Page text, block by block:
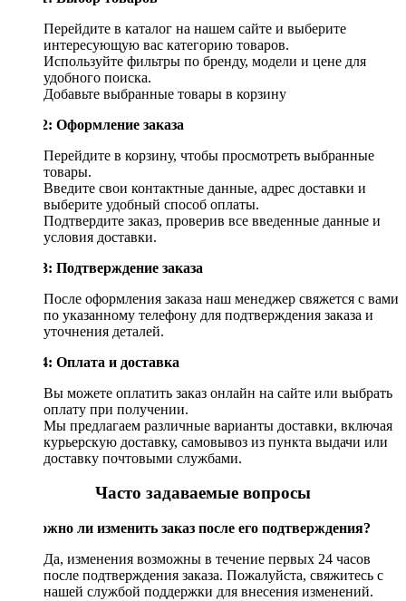
Перейдите в каталог на нашем сайте и выберите
интересующую вас категорию товаров.
Используйте фильтры по бренду, модели и цене для
удобного поиска.
Добавьте выбранные товары в корзину
Шаг 2: Оформление заказа
Перейдите в корзину, чтобы просмотреть выбранные
товары.
Введите свои контактные данные, адрес доставки и
выберите удобный способ оплаты.
Подтвердите заказ, проверив все введенные данные и
условия доставки.
Шаг 3: Подтверждение заказа
После оформления заказа наш менеджер свяжется с вами
по указанному телефону для подтверждения заказа и
уточнения деталей.
Шаг 4: Оплата и доставка
Вы можете оплатить заказ онлайн на сайте или выбрать
оплату при получении.
Мы предлагаем различные варианты доставки, включая
курьерскую доставку, самовывоз из пункта выдачи или
доставку почтовыми службами.
Часто задаваемые вопросы
Возможно ли изменить заказ после его подтверждения?
Да, изменения возможны в течение первых 24 часов
после подтверждения заказа. Пожалуйста, свяжитесь с
нашей службой поддержки для внесения изменений.